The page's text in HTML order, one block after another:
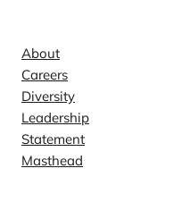
About
Careers
Diversity
Leadership
Statement
Masthead